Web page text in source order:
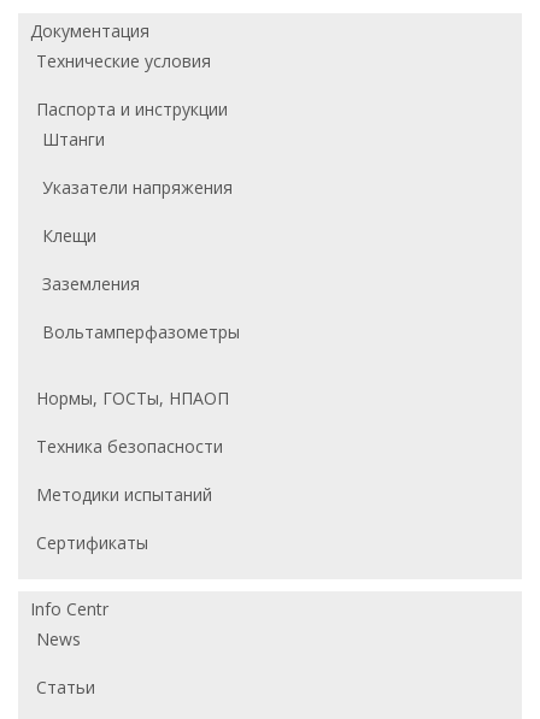
Документация
Технические условия
Паспорта и инструкции
Штанги
Указатели напряжения
Клещи
Заземления
Вольтамперфазометры
Нормы, ГОСТы, НПАОП
Техника безопасности
Методики испытаний
Сертификаты
Info Centr
News
Статьи